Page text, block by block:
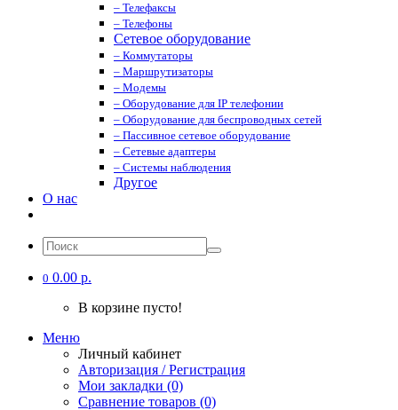
– Телефаксы
– Телефоны
Сетевое оборудование
– Коммутаторы
– Маршрутизаторы
– Модемы
– Оборудование для IP телефонии
– Оборудование для беспроводных сетей
– Пассивное сетевое оборудование
– Сетевые адаптеры
– Системы наблюдения
Другое
О нас
0 0.00 р.
В корзине пусто!
Меню
Личный кабинет
Авторизация / Регистрация
Мои закладки (0)
Сравнение товаров (0)